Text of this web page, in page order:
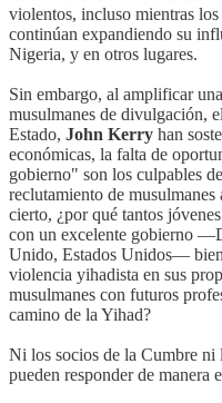
violentos, incluso mientras
continúan expandiendo su
Nigeria, y en otros lugares.
Sin embargo, al amplificar
musulmanes de divulgación,
Estado, John Kerry han
económicas, la falta de
gobierno" son los culpables
reclutamiento de musulmanes
cierto, ¿por qué tantos
con un excelente gobierno
Unido, Estados Unidos—
violencia yihadista en sus
musulmanes con futuros
camino de la Yihad?
Ni los socios de la Cumbre
pueden responder de manera